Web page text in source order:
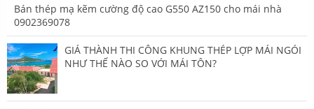
Bán thép mạ kẽm cường độ cao G550 AZ150 cho mái nhà
0902369078
GIÁ THÀNH THI CÔNG KHUNG THÉP LỢP MÁI NGÓI
NHƯ THẾ NÀO SO VỚI MÁI TÔN?